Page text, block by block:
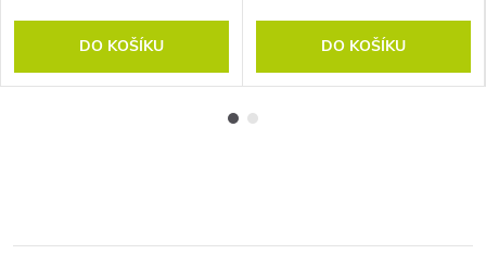
DO KOŠÍKU DO KOŠÍKU